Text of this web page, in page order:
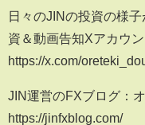
日々のJINの投資の様
資＆動画告知Xアカウン
https://x.com/
JIN運営のFXブログ：
https://jinfxblog.com/